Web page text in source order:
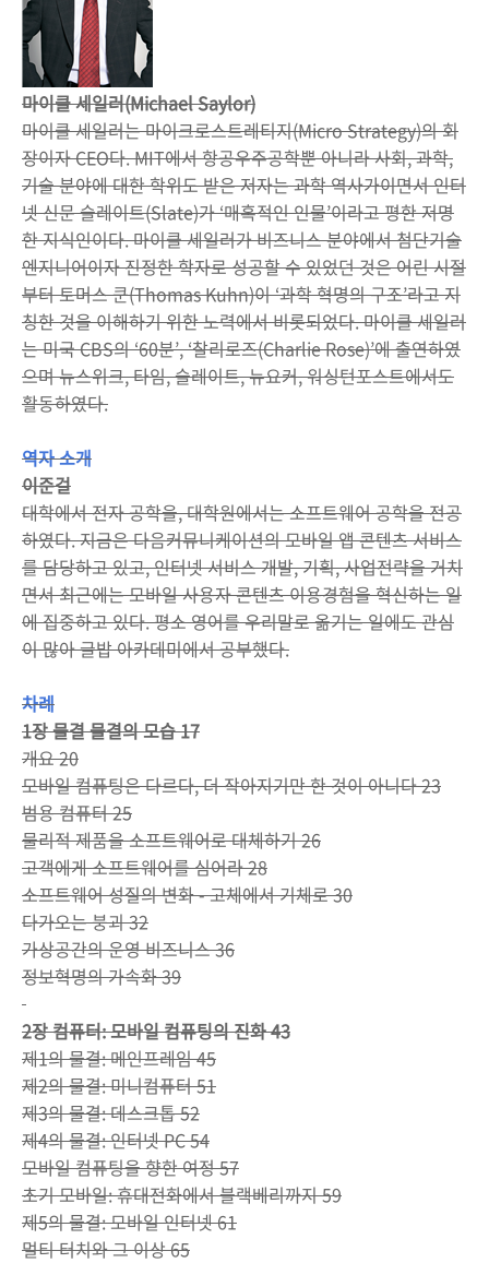
마이클 세일러(Michael Saylor)
마이클 세일러는 마이크로스트레티지(Micro Strategy)의 회
장이자 CEO다. MIT에서 항공우주공학뿐 아니라 사회, 과학,
기술 분야에 대한 학위도 받은 저자는 과학 역사가이면서 인터
넷 신문 슬레이트(Slate)가 ‘매혹적인 인물’이라고 평한 저명
한 지식인이다. 마이클 세일러가 비즈니스 분야에서 첨단기술
엔지니어이자 진정한 학자로 성공할 수 있었던 것은 어린 시절
부터 토머스 쿤(Thomas Kuhn)이 ‘과학 혁명의 구조’라고 지
칭한 것을 이해하기 위한 노력에서 비롯되었다. 마이클 세일러
는 미국 CBS의 ‘60분’, ‘찰리로즈(Charlie Rose)’에 출연하였
으며 뉴스위크, 타임, 슬레이트, 뉴요커, 워싱턴포스트에서도
활동하였다.
역자 소개
이준걸
대학에서 전자 공학을, 대학원에서는 소프트웨어 공학을 전공
하였다. 지금은 다음커뮤니케이션의 모바일 앱 콘텐츠 서비스
를 담당하고 있고, 인터넷 서비스 개발, 기획, 사업전략을 거치
면서 최근에는 모바일 사용자 콘텐츠 이용경험을 혁신하는 일
에 집중하고 있다. 평소 영어를 우리말로 옮기는 일에도 관심
이 많아 글밥 아카데미에서 공부했다.
차례
1장 물결 물결의 모습 17
개요 20
모바일 컴퓨팅은 다르다, 더 작아지기만 한 것이 아니다 23
범용 컴퓨터 25
물리적 제품을 소프트웨어로 대체하기 26
고객에게 소프트웨어를 심어라 28
소프트웨어 성질의 변화 - 고체에서 기체로 30
다가오는 붕괴 32
가상공간의 운영 비즈니스 36
정보혁명의 가속화 39
2장 컴퓨터: 모바일 컴퓨팅의 진화 43
제1의 물결: 메인프레임 45
제2의 물결: 미니컴퓨터 51
제3의 물결: 데스크톱 52
제4의 물결: 인터넷 PC 54
모바일 컴퓨팅을 향한 여정 57
초기 모바일: 휴대전화에서 블랙베리까지 59
제5의 물결: 모바일 인터넷 61
멀티 터치와 그 이상 65